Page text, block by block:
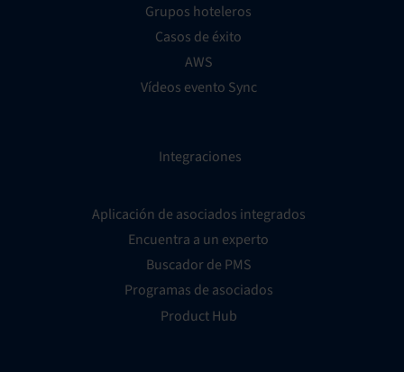
Grupos hoteleros
Casos de éxito
AWS
Vídeos evento Sync
Integraciones
Aplicación de asociados integrados
Encuentra a un experto
Buscador de PMS
Programas de asociados
Product Hub